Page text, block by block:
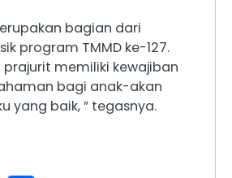
bagian dari
program TMMD ke-127.
memiliki kewajiban
bagi anak-akan
yang baik, ” tegasnya.